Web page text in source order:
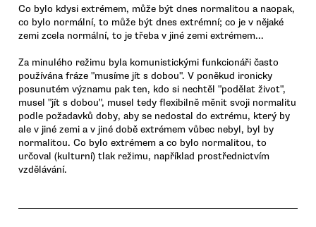
Co bylo kdysi extrémem, může být dnes normalitou a naopak,
co bylo normální, to může být dnes extrémní; co je v nějaké
zemi zcela normální, to je třeba v jiné zemi extrémem...
Za minulého režimu byla komunistickými funkcionáři často
používána fráze "musíme jít s dobou". V poněkud ironicky
posunutém významu pak ten, kdo si nechtěl "podělat život",
musel "jít s dobou", musel tedy flexibilně měnit svoji normalitu
podle požadavků doby, aby se nedostal do extrému, který by
ale v jiné zemi a v jiné době extrémem vůbec nebyl, byl by
normalitou. Co bylo extrémem a co bylo normalitou, to
určoval (kulturní) tlak režimu, například prostřednictvím
vzdělávání.